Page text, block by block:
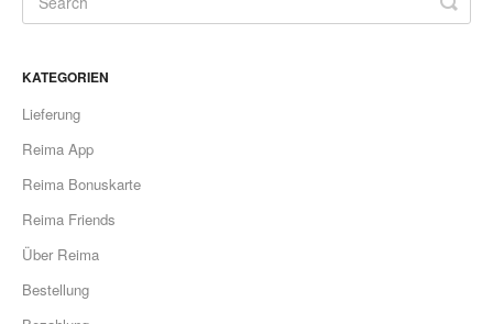
KATEGORIEN
Lieferung
Reima App
Reima Bonuskarte
Reima Friends
Über Reima
Bestellung